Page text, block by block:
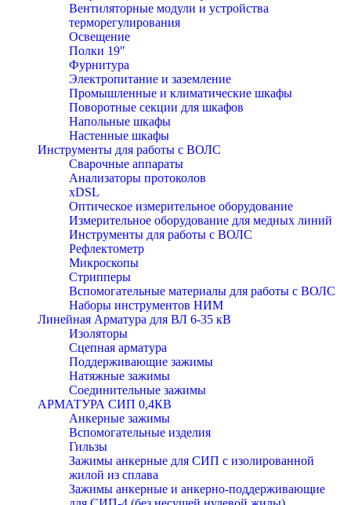
Вентиляторные модули и устройства
терморегулирования
Освещение
Полки 19″
Фурнитура
Электропитание и заземление
Промышленные и климатические шкафы
Поворотные секции для шкафов
Напольные шкафы
Настенные шкафы
Инструменты для работы с ВОЛС
Сварочные аппараты
Анализаторы протоколов
xDSL
Оптическое измерительное оборудование
Измерительное оборудование для медных линий
Инструменты для работы с ВОЛС
Рефлектометр
Микроскопы
Стрипперы
Вспомогательные материалы для работы с ВОЛС
Наборы инструментов НИМ
Линейная Арматура для ВЛ 6-35 кВ
Изоляторы
Сцепная арматура
Поддерживающие зажимы
Натяжные зажимы
Соединительные зажимы
АРМАТУРА СИП 0,4КВ
Анкерные зажимы
Вспомогательные изделия
Гильзы
Зажимы анкерные для СИП с изолированной
жилой из сплава
Зажимы анкерные и анкерно-поддерживающие